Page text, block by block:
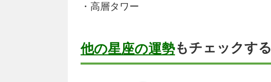
・高層タワー
他の星座の運勢もチェックする